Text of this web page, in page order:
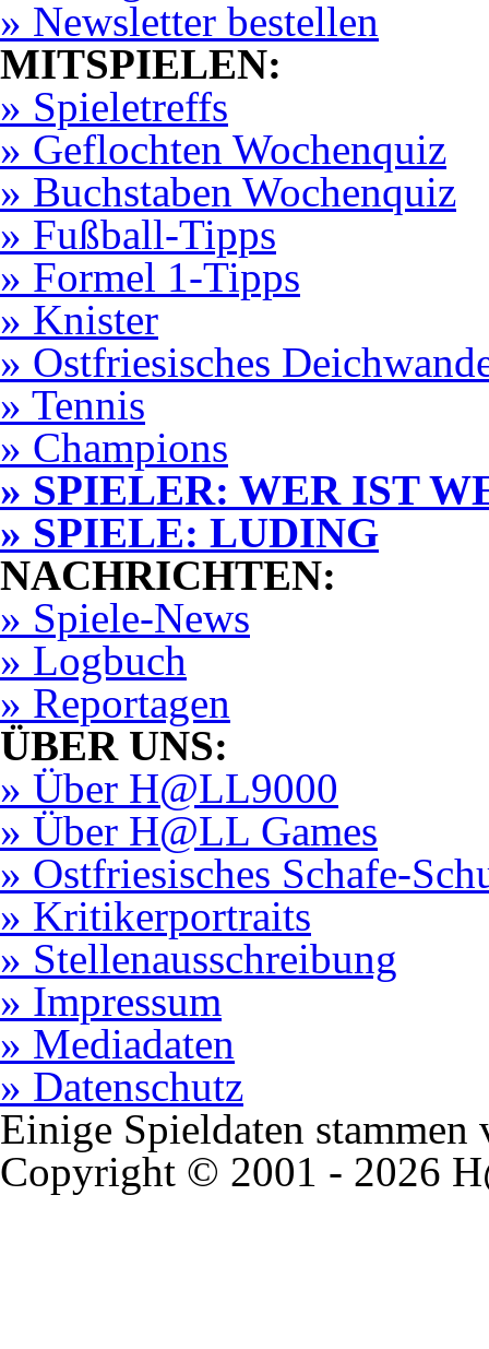
» Newsletter bestellen
MITSPIELEN:
» Spieletreffs
» Geflochten Wochenquiz
» Buchstaben Wochenquiz
» Fußball-Tipps
» Formel 1-Tipps
» Knister
» Ostfriesisches
» Tennis
» Champions
» SPIELER: WER IST
» SPIELE: LUDING
NACHRICHTEN:
» Spiele-News
» Logbuch
» Reportagen
ÜBER UNS:
» Über H@LL9000
» Über H@LL Games
» Ostfriesisches Schafe-
» Kritikerportraits
» Stellenausschreibung
» Impressum
» Mediadaten
» Datenschutz
Einige Spieldaten
Copyright © 2001 - 2026